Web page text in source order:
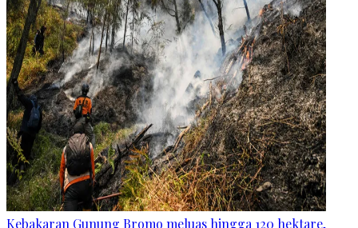
Kebakaran Gunung Bromo meluas hingga 120 hektare,